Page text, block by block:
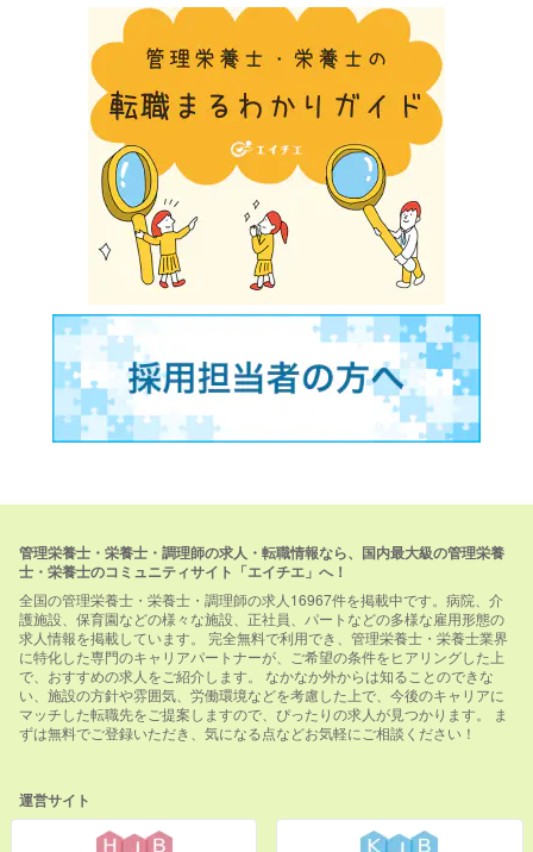
管理栄養士・栄養士・調理師の求人・転職情報なら、国内最大級の管理栄養
士・栄養士のコミュニティサイト「エイチエ」へ！
全国の管理栄養士・栄養士・調理師の求人16967件を掲載中です。病院、介
護施設、保育園などの様々な施設、正社員、パートなどの多様な雇用形態の
求人情報を掲載しています。 完全無料で利用でき、管理栄養士・栄養士業界
に特化した専門のキャリアパートナーが、ご希望の条件をヒアリングした上
で、おすすめの求人をご紹介します。 なかなか外からは知ることのできな
い、施設の方針や雰囲気、労働環境などを考慮した上で、今後のキャリアに
マッチした転職先をご提案しますので、ぴったりの求人が見つかります。 ま
ずは無料でご登録いただき、気になる点などお気軽にご相談ください！
運営サイト